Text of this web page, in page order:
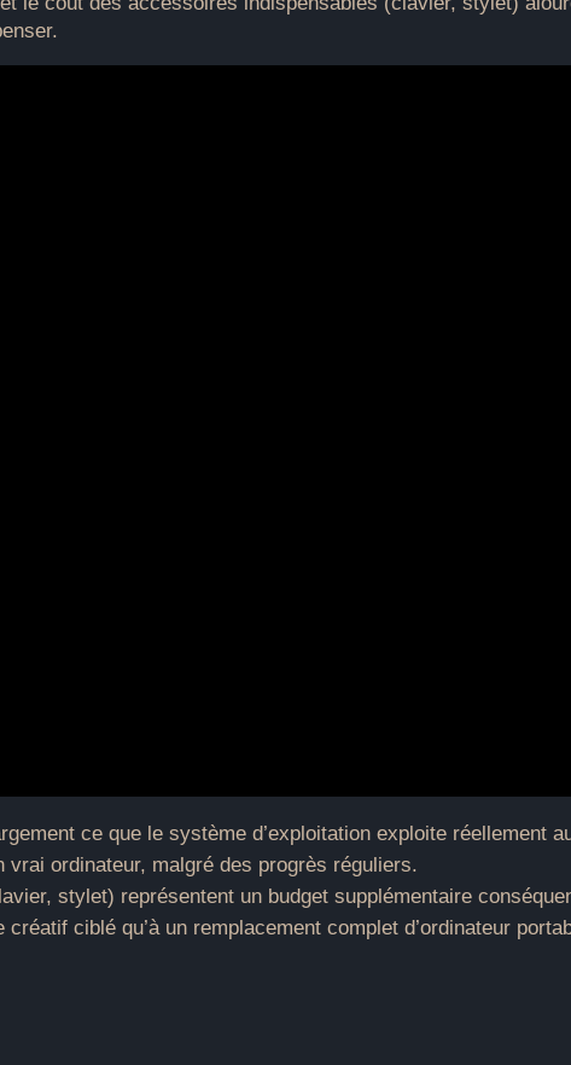
ce que le système d’exploitation exploite réellement
vrai ordinateur, malgré des progrès réguliers.
stylet) représentent un budget supplémentaire
créatif ciblé qu’à un remplacement complet d’ordinateur